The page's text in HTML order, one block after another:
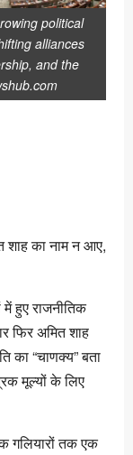
political
alliances
and the
शाह का नाम न आए,
में हुए राजनीतिक
फिर अमित शाह
का “चाणक्य” बता
मूल्यों के लिए
गलियारों तक एक